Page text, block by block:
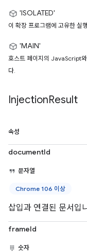
'ISOLATED'
이 확장 프로그램에 고유한 실
'MAIN'
호스트 페이지의 JavaScript
다.
InjectionResult
속성
documentId
문자열
Chrome 106 이상
삽입과 연결된 문서입
frameId
숫자